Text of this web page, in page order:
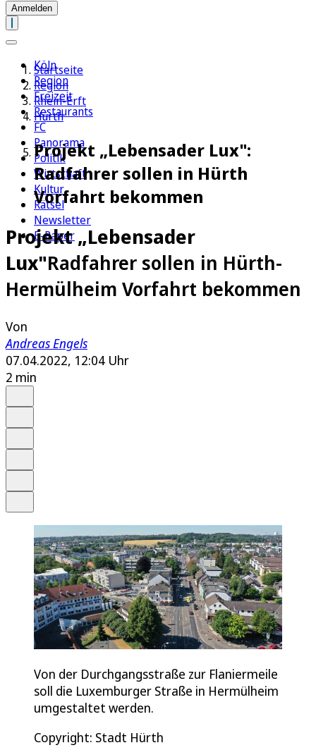
Anmelden
Köln
Region
Freizeit
Restaurants
FC
Panorama
Politik
Wirtschaft
Kultur
Rätsel
Newsletter
E-Paper
Startseite
Region
Rhein-Erft
Hürth
Projekt „Lebensader Lux":
Radfahrer sollen in Hürth
Vorfahrt bekommen
Projekt „Lebensader
Lux"Radfahrer sollen in Hürth-
Hermülheim Vorfahrt bekommen
Von
Andreas Engels
07.04.2022, 12:04 Uhr
2 min
Von der Durchgangsstraße zur Flaniermeile
soll die Luxemburger Straße in Hermülheim
umgestaltet werden.
Copyright: Stadt Hürth